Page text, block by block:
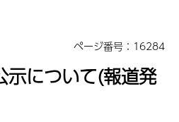
ページ番号：16284
について(報道発